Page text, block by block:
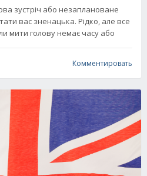
зустріч або незаплановане
вас зненацька. Рідко, але все
мити голову немає часу або
Комментировать